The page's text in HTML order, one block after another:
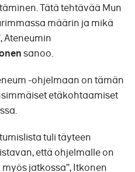
Tätä tehtävää Mun
määrin ja mikä
Ateneumin
sanoo.
-ohjelmaan on tämän
etäkohtaamiset
tuli täyteen
että ohjelmalle on
jatkossa”, Itkonen